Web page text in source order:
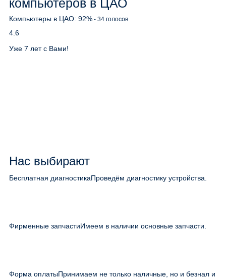
компьютеров в ЦАО
Компьютеры в ЦАО: 92% - 34 голосов
4.6
Уже 7 лет с Вами!
Нас выбирают
Бесплатная диагностикаПроведём диагностику устройства.
Фирменные запчастиИмеем в наличии основные запчасти.
Форма оплатыПринимаем не только наличные, но и безнал и